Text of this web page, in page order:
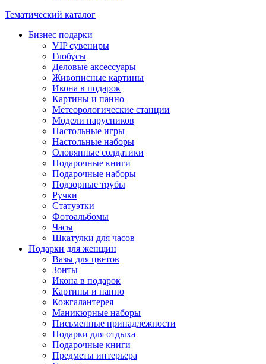
Тематический каталог
Бизнес подарки
VIP сувениры
Глобусы
Деловые аксессуары
Живописные картины
Икона в подарок
Картины и панно
Метеорологические станции
Модели парусников
Настольные игры
Настольные наборы
Оловянные солдатики
Подарочные книги
Подарочные наборы
Подзорные трубы
Ручки
Статуэтки
Фотоальбомы
Часы
Шкатулки для часов
Подарки для женщин
Вазы для цветов
Зонты
Икона в подарок
Картины и панно
Кожгалантерея
Маникюрные наборы
Письменные принадлежности
Подарки для отдыха
Подарочные книги
Предметы интерьера